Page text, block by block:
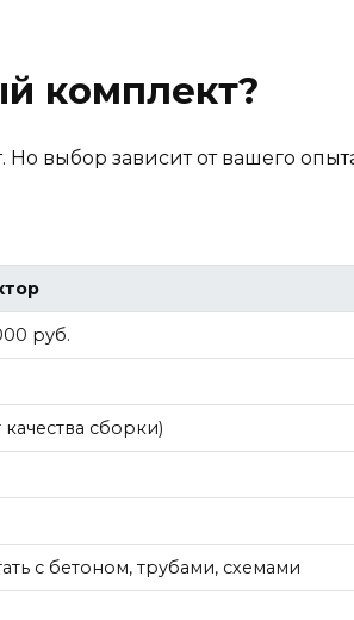
комплект?
выбор зависит от вашего
руб.
сборки)
с бетоном, трубами, схемами